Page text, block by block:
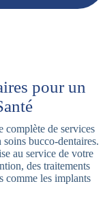
pour un
complète de services
bucco-dentaires.
au service de votre
des traitements
comme les implants